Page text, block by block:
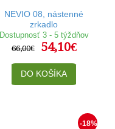
NEVIO 08, nástenné
zrkadlo
Dostupnosť 3 - 5 týždňov
66,00€
54,10€
DO KOŠÍKA
-18%